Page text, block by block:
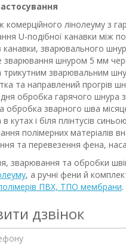
лінолеуму з
U-подібної канавки між
канавки, зварювального
зварювання шнуром 5 мм
зварювальним
та направлений прогрів
обробка гарячого шнура
обробка зварного шва
кутах і біля плінтусів
полімерних матеріалів
та перевезення фена,
зварювання та обробки
, а ручні фени й
ПВХ, ТПО мембрани.
дзвінок